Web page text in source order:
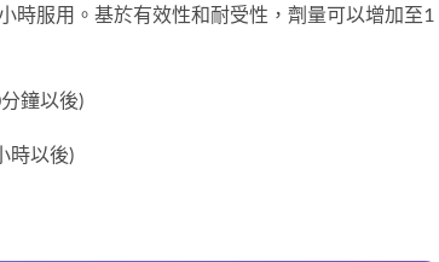
時服用。基於有效性和耐受性，劑量可以增加至1
鐘以後)
時以後)